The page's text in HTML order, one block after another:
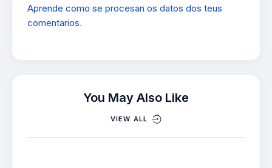
Aprende como se procesan os datos dos teus
comentarios.
You May Also Like
VIEW ALL